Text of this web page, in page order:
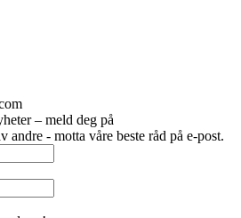
– meld deg på
andre - motta våre beste råd på e-post.